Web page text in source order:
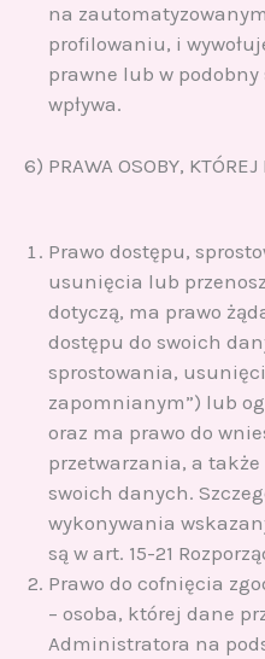
na
profilowaniu, i
prawne lub w
wpływa.
6) PRAWA OSOBY,
Prawo dostępu,
usunięcia lub
dotyczą, ma prawo
dostępu do swoich
sprostowania,
zapomnianym”) lub
oraz ma prawo do
przetwarzania, a
swoich danych.
wykonywania
są w art. 15-21
Prawo do cofnięcia
– osoba, której dane
Administratora na